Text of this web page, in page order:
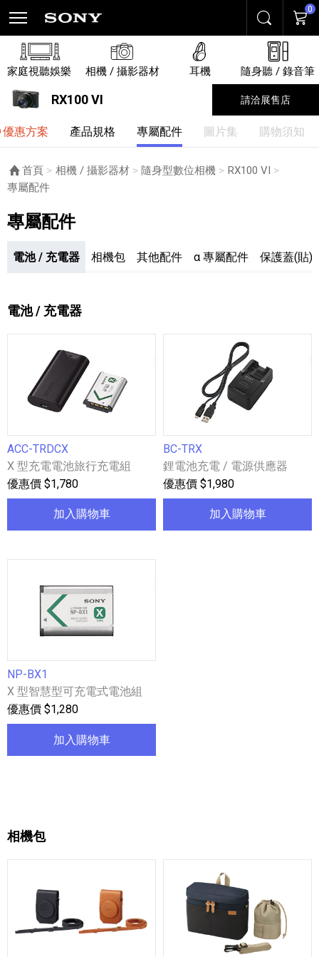
搜尋 購物
0
家庭視聽娛樂 相機 / 攝影器材 耳機 隨身聽 / 錄音筆
RX100 VI 請洽展售店
優惠方案 產品規格 專屬配件 圖片集 購物須知
首頁 相機 / 攝影器材 隨身型數位相機
RX100 VI
目前頁面：
專屬配件
專屬配件
電池 / 充電器 相機包 其他配件 α 專屬配件 保護蓋(貼)
電池 / 充電器
ACC-TRDCX
X 型充電電池旅行充電組
優惠價 $1,780
加入購物車
BC-TRX
鋰電池充電 / 電源供應器
優惠價 $1,980
加入購物車
NP-BX1
X 型智慧型可充電式電池組
優惠價 $1,280
加入購物車
相機包